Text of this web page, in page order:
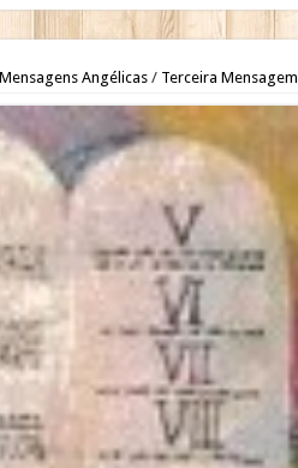
Angélicas / Terceira Mensagem